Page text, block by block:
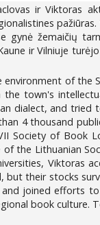
ir Viktoras
gynė žemaičių
ir Vilniuje
of the
town's
dialect, and tried
4 thousand
Society of Book
the Lithuanian
their stocks
joined efforts
book culture.